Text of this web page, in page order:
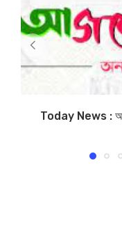
Today News :